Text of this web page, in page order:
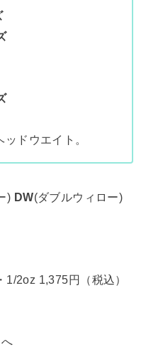
ドウエイト。
) DW(ダブルウィロー)
2oz 1,375円（税込）
へ